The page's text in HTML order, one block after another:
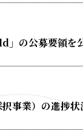
の公募要領を
事業）の進捗